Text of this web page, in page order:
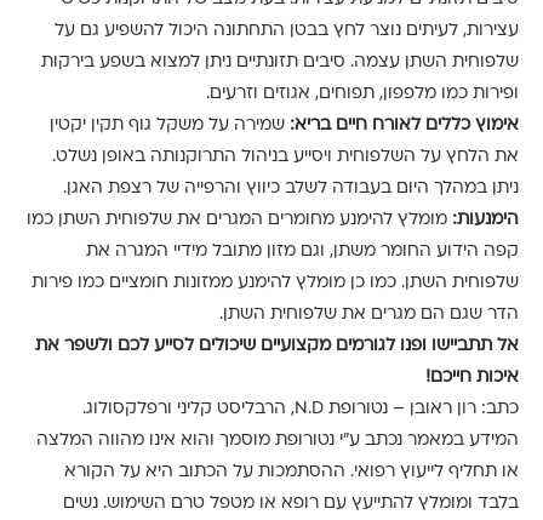
עצירות, לעיתים נוצר לחץ בבטן התחתונה היכול להשפיע גם על
שלפוחית השתן עצמה. סיבים תזונתיים ניתן למצוא בשפע בירקות
ופירות כמו מלפפון, תפוחים, אגוזים וזרעים.
אימוץ כללים לאורח חיים בריא: שמירה על משקל גוף תקין יקטין
את הלחץ על השלפוחית ויסייע בניהול התרוקנותה באופן נשלט.
ניתן במהלך היום בעבודה לשלב כיווץ והרפייה של רצפת האגן.
הימנעות: מומלץ להימנע מחומרים המגרים את שלפוחית השתן כמו
קפה הידוע החומר משתן, וגם מזון מתובל מידיי המגרה את
שלפוחית השתן. כמו כן מומלץ להימנע ממזונות חומציים כמו פירות
הדר שגם הם מגרים את שלפוחית השתן.
אל תתביישו ופנו לגורמים מקצועיים שיכולים לסייע לכם ולשפר את
איכות חייכם!
כתב: רון ראובן – נטורופת N.D, הרבליסט קליני ורפלקסולוג.
המידע במאמר נכתב ע"י נטורופת מוסמך והוא אינו מהווה המלצה
או תחליף לייעוץ רפואי. ההסתמכות על הכתוב היא על הקורא
בלבד ומומלץ להתייעץ עם רופא או מטפל טרם השימוש. נשים